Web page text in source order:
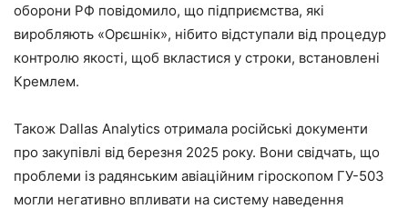
оборони РФ повідомило, що підприємства, які
виробляють «Орєшнік», нібито відступали від процедур
контролю якості, щоб вкластися у строки, встановлені
Кремлем.
Також Dallas Analytics отримала російські документи
про закупівлі від березня 2025 року. Вони свідчать, що
проблеми із радянським авіаційним гіроскопом ГУ-503
могли негативно впливати на систему наведення